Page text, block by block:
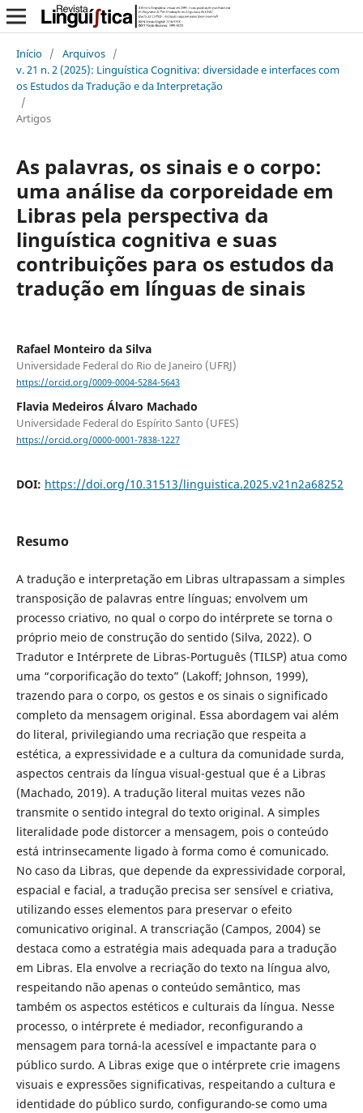
Início / Arquivos /
v. 21 n. 2 (2025): Linguística Cognitiva: diversidade e interfaces com
os Estudos da Tradução e da Interpretação
/
Artigos
As palavras, os sinais e o corpo:
uma análise da corporeidade em
Libras pela perspectiva da
linguística cognitiva e suas
contribuições para os estudos da
tradução em línguas de sinais
Rafael Monteiro da Silva
Universidade Federal do Rio de Janeiro (UFRJ)
https://orcid.org/0009-0004-5284-5643
Flavia Medeiros Álvaro Machado
Universidade Federal do Espírito Santo (UFES)
https://orcid.org/0000-0001-7838-1227
DOI: https://doi.org/10.31513/linguistica.2025.v21n2a68252
Resumo
A tradução e interpretação em Libras ultrapassam a simples
transposição de palavras entre línguas; envolvem um
processo criativo, no qual o corpo do intérprete se torna o
próprio meio de construção do sentido (Silva, 2022). O
Tradutor e Intérprete de Libras-Português (TILSP) atua como
uma “corporificação do texto” (Lakoff; Johnson, 1999),
trazendo para o corpo, os gestos e os sinais o significado
completo da mensagem original. Essa abordagem vai além
do literal, privilegiando uma recriação que respeita a
estética, a expressividade e a cultura da comunidade surda,
aspectos centrais da língua visual-gestual que é a Libras
(Machado, 2019). A tradução literal muitas vezes não
transmite o sentido integral do texto original. A simples
literalidade pode distorcer a mensagem, pois o conteúdo
está intrinsecamente ligado à forma como é comunicado.
No caso da Libras, que depende da expressividade corporal,
espacial e facial, a tradução precisa ser sensível e criativa,
utilizando esses elementos para preservar o efeito
comunicativo original. A transcriação (Campos, 2004) se
destaca como a estratégia mais adequada para a tradução
em Libras. Ela envolve a recriação do texto na língua alvo,
respeitando não apenas o conteúdo semântico, mas
também os aspectos estéticos e culturais da língua. Nesse
processo, o intérprete é mediador, reconfigurando a
mensagem para torná-la acessível e impactante para o
público surdo. A Libras exige que o intérprete crie imagens
visuais e expressões significativas, respeitando a cultura e
identidade do público surdo, configurando-se como uma